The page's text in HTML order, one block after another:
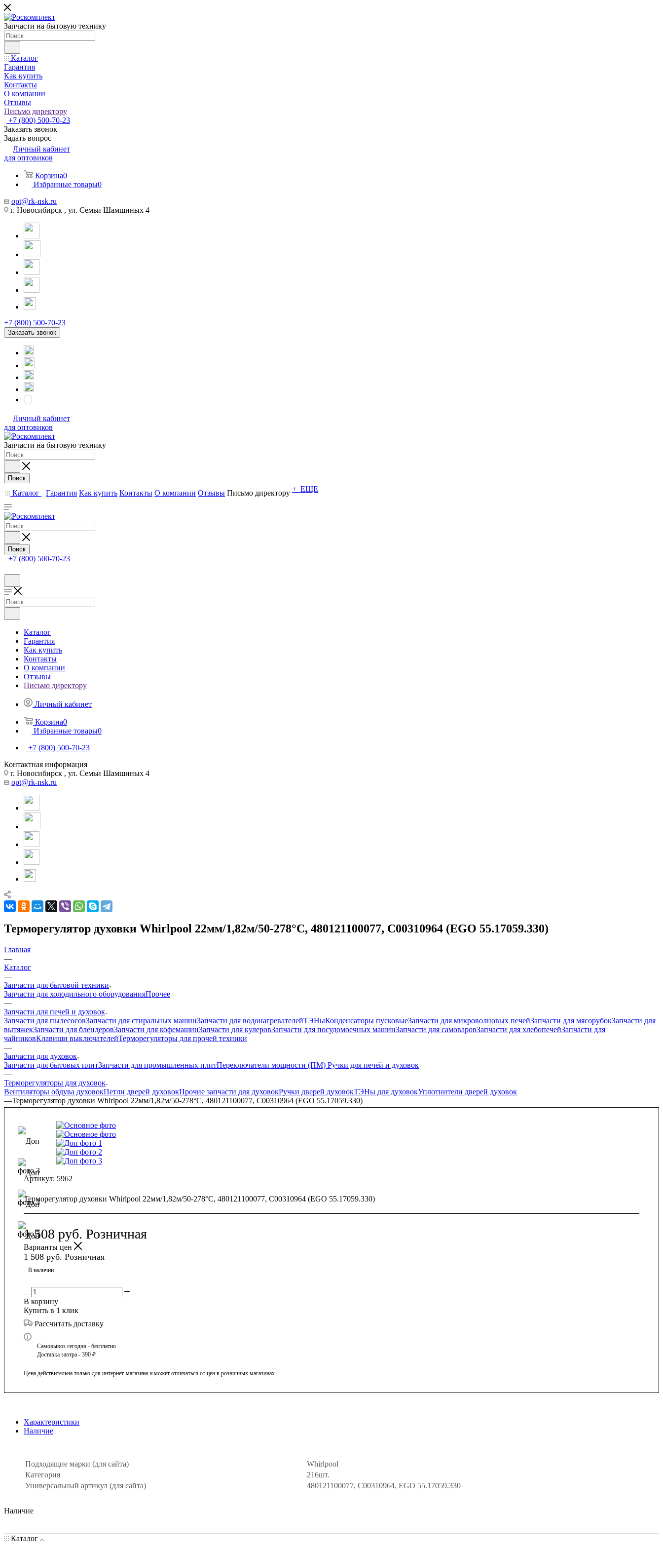
Запчасти на бытовую технику
Каталог
Гарантия
Как купить
Контакты
О компании
Отзывы
Письмо директору
+7 (800) 500-70-23
Заказать звонок
Задать вопрос
Личный кабинет
для оптовиков
Корзина0
Избранные товары0
opt@rk-nsk.ru
г. Новосибирск , ул. Семьи Шамшиных 4
+7 (800) 500-70-23
Заказать звонок
Личный кабинет
для оптовиков
Запчасти на бытовую технику
Поиск
Каталог Гарантия Как купить Контакты О компании Отзывы Письмо директору + ЕЩЕ
Поиск
+7 (800) 500-70-23
Каталог
Гарантия
Как купить
Контакты
О компании
Отзывы
Письмо директору
Личный кабинет
Корзина0
Избранные товары0
+7 (800) 500-70-23
Контактная информация
г. Новосибирск , ул. Семьи Шамшиных 4
opt@rk-nsk.ru
Терморегулятор духовки Whirlpool 22мм/1,82м/50-278°С, 480121100077, C00310964 (EGO 55.17059.330)
Главная
—
Каталог
—
Запчасти для бытовой техники
Запчасти для холодильного оборудованияПрочее
—
Запчасти для печей и духовок
Запчасти для пылесосовЗапчасти для стиральных машинЗапчасти для водонагревателейТЭНыКонденсаторы пусковыеЗапчасти для микроволновых печейЗапчасти для мясорубокЗапчасти для
вытяжекЗапчасти для блендеровЗапчасти для кофемашинЗапчасти для кулеровЗапчасти для посудомоечных машинЗапчасти для самоваровЗапчасти для хлебопечейЗапчасти для
чайниковКлавиши выключателейТерморегуляторы для прочей техники
—
Запчасти для духовок
Запчасти для бытовых плитЗапчасти для промышленных плитПереключатели мощности (ПМ) Ручки для печей и духовок
—
Терморегуляторы для духовок
Вентиляторы обдува духовокПетли дверей духовокПрочие запчасти для духовокРучки дверей духовокТЭНы для духовокУплотнители дверей духовок
—Терморегулятор духовки Whirlpool 22мм/1,82м/50-278°С, 480121100077, C00310964 (EGO 55.17059.330)
Артикул: 5962
Терморегулятор духовки Whirlpool 22мм/1,82м/50-278°С, 480121100077, C00310964 (EGO 55.17059.330)
1 508 руб. Розничная
Варианты цен
1 508 руб. Розничная
В наличии
В корзину
Купить в 1 клик
Рассчитать доставку
Самовывоз сегодня - бесплатно
Доставка завтра - 390 ₽
Цена действительна только для интернет-магазина и может отличаться от цен в розничных магазинах
Характеристики
Наличие
Подходящие марки (для сайта)
Whirlpool
Категория
216шт.
Универсальный артикул (для сайта)
480121100077, C00310964, EGO 55.17059.330
Наличие
Каталог